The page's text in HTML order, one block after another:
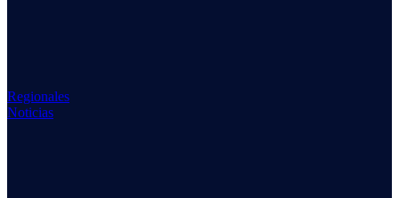
Regionales
Noticias